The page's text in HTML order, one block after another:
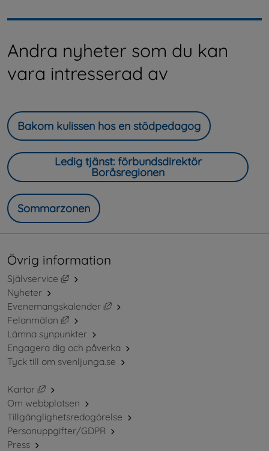
Andra nyheter som du kan
vara intresserad av
Bakom kulissen hos en stödpedagog
Ledig tjänst: förbundsdirektör
Boråsregionen
Sommarzonen
Övrig information
Självservice
Länk till annan webbplats, öppnas i nytt fönster.
Nyheter
Evenemangskalender
Länk till annan webbplats, öppnas i
Felanmälan
Länk till annan webbplats, öppnas i nytt fönster.
Lämna synpunkter
Engagera dig och påverka
Tyck till om svenljunga.se
Kartor
Länk till annan webbplats, öppnas i nytt fönster.
Om webbplatsen
Tillgänglighetsredogörelse
Personuppgifter/GDPR
Press